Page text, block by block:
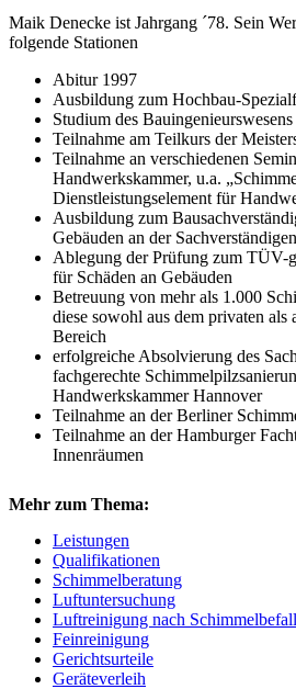
Maik Denecke ist Jahrgang ´78. Sein
folgende Stationen
Abitur 1997
Ausbildung zum Hochbau-
Studium des
Teilnahme am Teilkurs der
Teilnahme an verschiedenen
Handwerkskammer, u.a.
Dienstleistungselement für
Ausbildung zum
Gebäuden an der
Ablegung der Prüfung zum TÜV-
für Schäden an Gebäuden
Betreuung von mehr als 1.000
diese sowohl aus dem privaten als
Bereich
erfolgreiche Absolvierung des
fachgerechte
Handwerkskammer Hannover
Teilnahme an der Berliner
Teilnahme an der Hamburger
Innenräumen
Mehr zum Thema:
Leistungen
Qualifikationen
Schimmelberatung
Luftuntersuchung
Luftreinigung nach Schimmelbefall
Feinreinigung
Gerichtsurteile
Geräteverleih